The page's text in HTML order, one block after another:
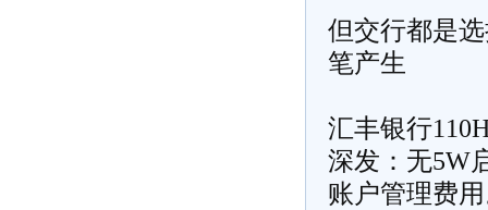
但交行都是
笔产生
汇丰银行
深发：无5W
账户管理费